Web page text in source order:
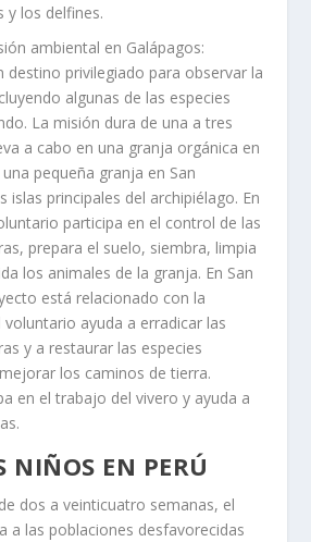
y los delfines.
ambiental en Galápagos:
destino privilegiado para observar la
algunas de las especies
La misión dura de una a tres
a cabo en una granja orgánica en
pequeña granja en San
islas principales del archipiélago. En
participa en el control de las
prepara el suelo, siembra, limpia
los animales de la granja. En San
está relacionado con la
ayuda a erradicar las
y a restaurar las especies
los caminos de tierra.
en el trabajo del vivero y ayuda a
NIÑOS EN PERÚ
dos a veinticuatro semanas, el
a las poblaciones desfavorecidas